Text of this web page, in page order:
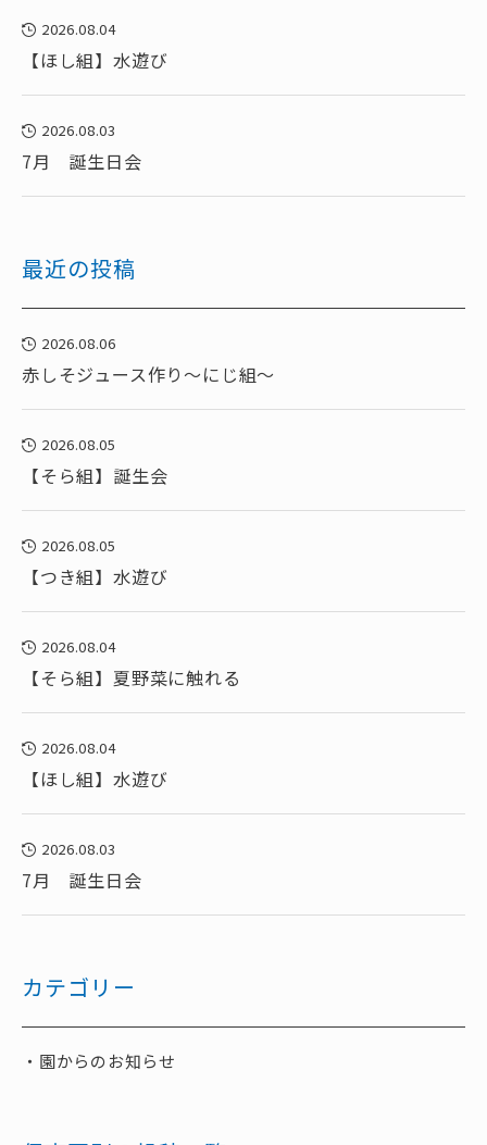
2026.08.04
【ほし組】水遊び
2026.08.03
7月 誕生日会
最近の投稿
2026.08.06
赤しそジュース作り～にじ組～
2026.08.05
【そら組】誕生会
2026.08.05
【つき組】水遊び
2026.08.04
【そら組】夏野菜に触れる
2026.08.04
【ほし組】水遊び
2026.08.03
7月 誕生日会
カテゴリー
園からのお知らせ